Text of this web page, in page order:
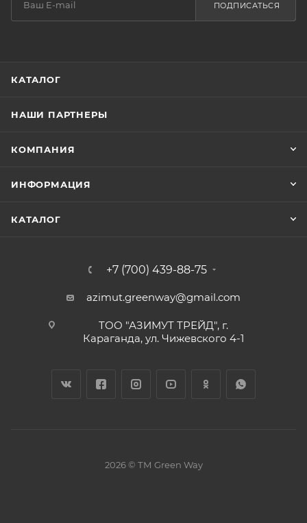
ПОДПИСАТЬСЯ
КАТАЛОГ
НАШИ ПАРТНЕРЫ
КОМПАНИЯ
ИНФОРМАЦИЯ
КАТАЛОГ
+7 (700) 439-88-75
azimut.greenway@gmail.com
ТОО "АЗИМУТ ТРЕЙД", г.
Караганда, ул. Чижевского 4-1
2026 © ТМ Green Way